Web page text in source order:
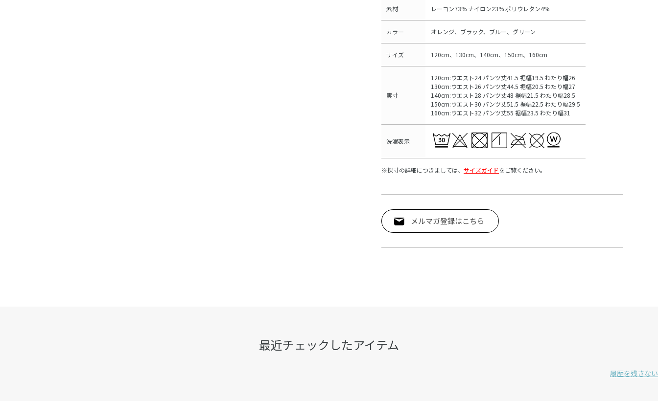
素材 レーヨン73% ナイロン23% ポリウレタン4%
カラー オレンジ、ブラック、ブルー、グリーン
サイズ 120cm、130cm、140cm、150cm、160cm
実寸
120cm:ウエスト24 パンツ丈41.5 裾幅19.5 わたり幅26
130cm:ウエスト26 パンツ丈44.5 裾幅20.5 わたり幅27
140cm:ウエスト28 パンツ丈48 裾幅21.5 わたり幅28.5
150cm:ウエスト30 パンツ丈51.5 裾幅22.5 わたり幅29.5
160cm:ウエスト32 パンツ丈55 裾幅23.5 わたり幅31
洗濯表示
※採寸の詳細につきましては、 サイズガイドをご覧ください。
メルマガ登録はこちら
最近チェックしたアイテム
履歴を残さない